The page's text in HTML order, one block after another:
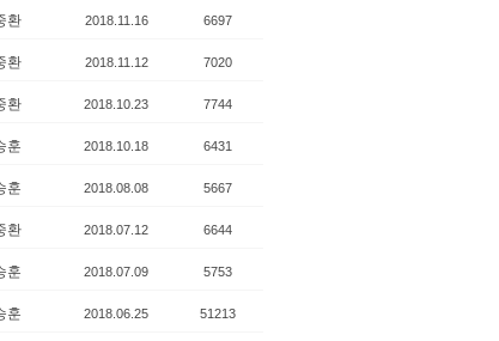
환 2018.11.16 6697
환 2018.11.12 7020
환 2018.10.23 7744
훈 2018.10.18 6431
훈 2018.08.08 5667
환 2018.07.12 6644
훈 2018.07.09 5753
훈 2018.06.25 51213